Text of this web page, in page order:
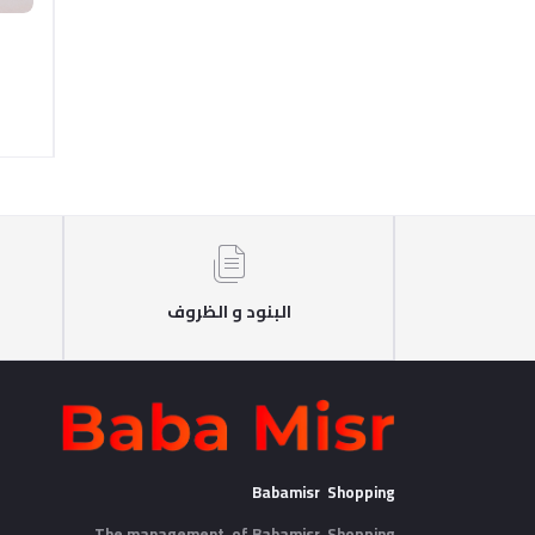
البنود و الظروف
Babamisr Shopping